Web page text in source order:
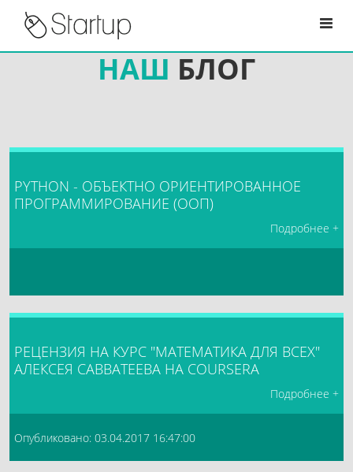
НАШ БЛОГ
PYTHON - ОБЪЕКТНО ОРИЕНТИРОВАННОЕ
ПРОГРАММИРОВАНИЕ (ООП)
Подробнее +
РЕЦЕНЗИЯ НА КУРС "МАТЕМАТИКА ДЛЯ ВСЕХ"
АЛЕКСЕЯ САВВАТЕЕВА НА COURSERA
Подробнее +
Опубликовано: 03.04.2017 16:47:00